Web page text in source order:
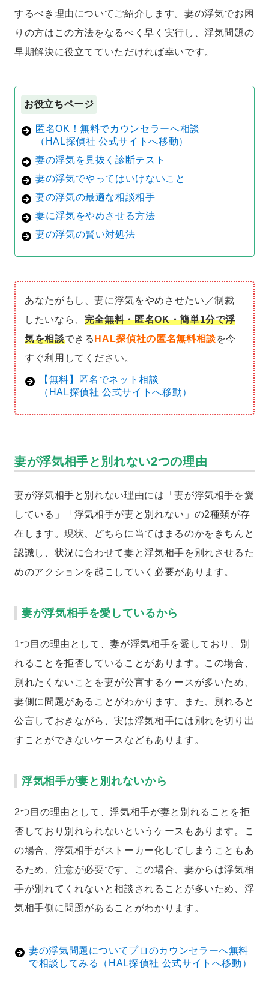
するべき理由についてご紹介します。妻の浮気でお困
りの方はこの方法をなるべく早く実行し、浮気問題の
早期解決に役立てていただければ幸いです。
お役立ちページ
匿名OK！無料でカウンセラーへ相談
（HAL探偵社 公式サイトへ移動）
妻の浮気を見抜く診断テスト
妻の浮気でやってはいけないこと
妻の浮気の最適な相談相手
妻に浮気をやめさせる方法
妻の浮気の賢い対処法
あなたがもし、妻に浮気をやめさせたい／制裁
したいなら、 完全無料・匿名OK・簡単1分で浮
気を相談できる HAL探偵社の匿名無料相談を今
すぐ利用してください。
【無料】匿名でネット相談
（HAL探偵社 公式サイトへ移動）
妻が浮気相手と別れない2つの理由
妻が浮気相手と別れない理由には「妻が浮気相手を愛
している」「浮気相手が妻と別れない」の2種類が存
在します。現状、どちらに当てはまるのかをきちんと
認識し、状況に合わせて妻と浮気相手を別れさせるた
めのアクションを起こしていく必要があります。
妻が浮気相手を愛しているから
1つ目の理由として、妻が浮気相手を愛しており、別
れることを拒否していることがあります。この場合、
別れたくないことを妻が公言するケースが多いため、
妻側に問題があることがわかります。また、別れると
公言しておきながら、実は浮気相手には別れを切り出
すことができないケースなどもあります。
浮気相手が妻と別れないから
2つ目の理由として、浮気相手が妻と別れることを拒
否しており別れられないというケースもあります。こ
の場合、浮気相手がストーカー化してしまうこともあ
るため、注意が必要です。この場合、妻からは浮気相
手が別れてくれないと相談されることが多いため、浮
気相手側に問題があることがわかります。
妻の浮気問題についてプロのカウンセラーへ無料
で相談してみる（HAL探偵社 公式サイトへ移動）